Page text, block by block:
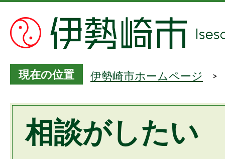
現在の位置 伊勢崎市ホームページ
相談がしたい